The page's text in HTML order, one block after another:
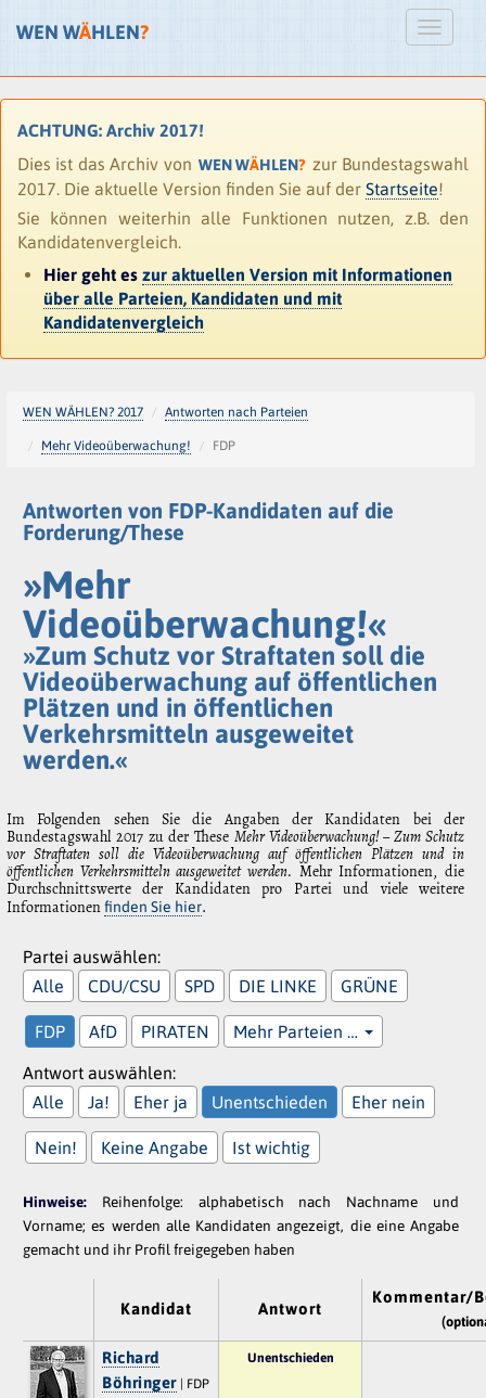
WEN WÄHLEN?
ACHTUNG: Archiv 2017!
Dies ist das Archiv von WEN WÄHLEN? zur Bundestagswahl
2017. Die aktuelle Version finden Sie auf der Startseite!
Sie können weiterhin alle Funktionen nutzen, z.B. den
Kandidatenvergleich.
Hier geht es zur aktuellen Version mit Informationen
über alle Parteien, Kandidaten und mit
Kandidatenvergleich
WEN WÄHLEN? 2017 Antworten nach Parteien
Mehr Videoüberwachung! FDP
Antworten von FDP-Kandidaten auf die
Forderung/These
»Mehr
Videoüberwachung!«
»Zum Schutz vor Straftaten soll die
Videoüberwachung auf öffentlichen
Plätzen und in öffentlichen
Verkehrsmitteln ausgeweitet
werden.«
Im Folgenden sehen Sie die Angaben der Kandidaten bei der
Bundestagswahl 2017 zu der These Mehr Videoüberwachung! – Zum Schutz
vor Straftaten soll die Videoüberwachung auf öffentlichen Plätzen und in
öffentlichen Verkehrsmitteln ausgeweitet werden. Mehr Informationen, die
Durchschnittswerte der Kandidaten pro Partei und viele weitere
Informationenfinden Sie hier.
Partei auswählen:
Alle
CDU/CSU SPD DIE LINKE GRÜNE
FDP AfD PIRATEN Mehr Parteien …
Antwort auswählen:
Alle
Ja! Eher ja Unentschieden Eher nein
Nein! Keine Angabe Ist wichtig
Hinweise: Reihenfolge: alphabetisch nach Nachname und
Vorname; es werden alle Kandidaten angezeigt, die eine Angabe
gemacht und ihr Profil freigegeben haben
Kandidat Antwort
Kommentar/
Richard
Böhringer| FDP
Unentschieden